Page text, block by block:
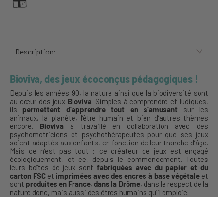
Description:
Bioviva, des jeux écoconçus pédagogiques !
Depuis les années 90, la nature ainsi que la biodiversité sont
au cœur des jeux Bioviva. Simples à comprendre et ludiques,
ils permettent d’apprendre tout en s’amusant sur les
animaux, la planète, l’être humain et bien d’autres thèmes
encore. Bioviva a travaillé en collaboration avec des
psychomotriciens et psychothérapeutes pour que ses jeux
soient adaptés aux enfants, en fonction de leur tranche d’âge.
Mais ce n’est pas tout : ce créateur de jeux est engagé
écologiquement, et ce, depuis le commencement. Toutes
leurs boîtes de jeux sont fabriquées avec du papier et du
carton FSCet imprimées avec des encres à base végétale et
sont produites en France,dans la Drôme, dans le respect de la
nature donc, mais aussi des êtres humains qu’il emploie.